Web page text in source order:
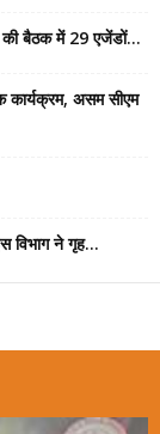
की बैठक में 29 एजेंडों...
कार्यक्रम, असम सीएम
विभाग ने गृह...